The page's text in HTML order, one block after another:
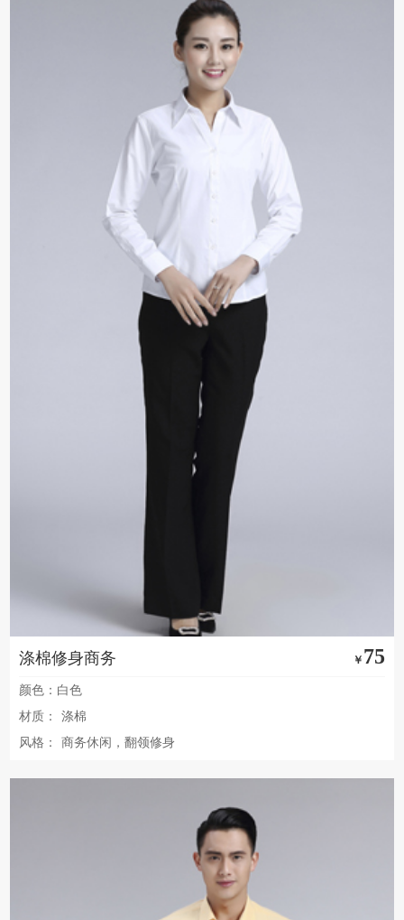
涤棉修身商务 ￥ 75
颜色：白色
材质：
涤棉
风格：
商务休闲，翻领修身